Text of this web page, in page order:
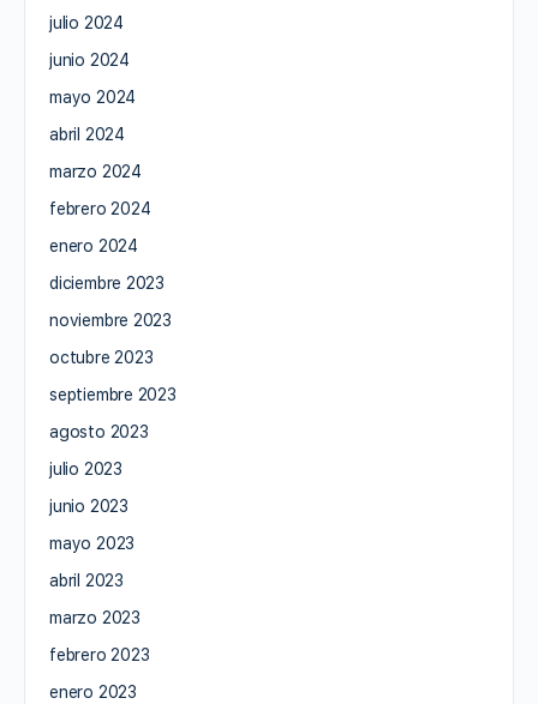
julio 2024
junio 2024
mayo 2024
abril 2024
marzo 2024
febrero 2024
enero 2024
diciembre 2023
noviembre 2023
octubre 2023
septiembre 2023
agosto 2023
julio 2023
junio 2023
mayo 2023
abril 2023
marzo 2023
febrero 2023
enero 2023